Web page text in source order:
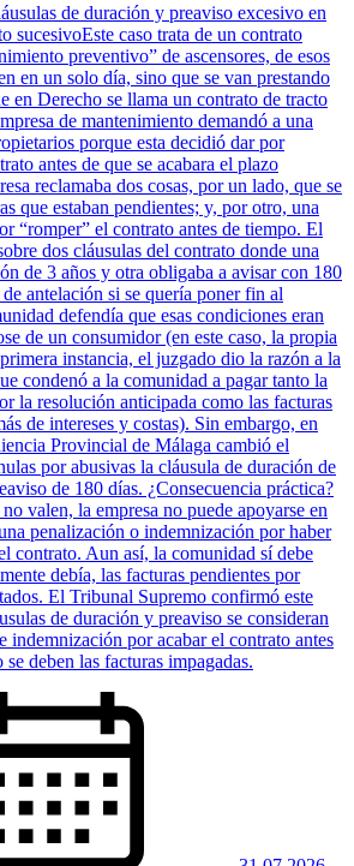
de duración y preaviso excesivo en
sucesivoEste caso trata de un contrato
preventivo” de ascensores, de esos
en un solo día, sino que se van prestando
en Derecho se llama un contrato de tracto
de mantenimiento demandó a una
porque esta decidió dar por
antes de que se acabara el plazo
reclamaba dos cosas, por un lado, que se
que estaban pendientes; y, por otro, una
“romper” el contrato antes de tiempo. El
dos cláusulas del contrato donde una
de 3 años y otra obligaba a avisar con 180
de antelación si se quería poner fin al
defendía que esas condiciones eran
de un consumidor (en este caso, la propia
instancia, el juzgado dio la razón a la
condenó a la comunidad a pagar tanto la
la resolución anticipada como las facturas
de intereses y costas). Sin embargo, en
Provincial de Málaga cambió el
por abusivas la cláusula de duración de
de 180 días. ¿Consecuencia práctica?
no valen, la empresa no puede apoyarse en
penalización o indemnización por haber
contrato. Aun así, la comunidad sí debe
debía, las facturas pendientes por
El Tribunal Supremo confirmó este
de duración y preaviso se consideran
indemnización por acabar el contrato antes
deben las facturas impagadas.